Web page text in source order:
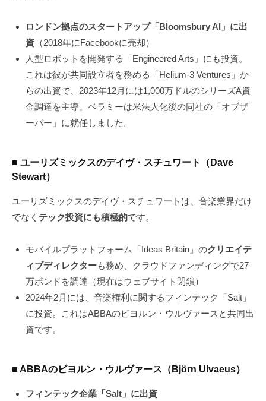
ロンドン拠点のスタートアップ「Bloomsbury AI」に出
資（2018年にFacebookに売却）
人型ロボットを開発する「Engineered Arts」にも投資。
これは彼が共同設立者を務める「Helium-3 Ventures」か
らの出資で、2023年12月には1,000万ドルのシリーズA資
金調達を主導。ベラミーは米法人化後の同社の「オブザ
ーバー」に就任しました。
■ ユーリズミックスのデイヴ・スチュワート（Dave
Stewart）
ユーリズミックスのデイヴ・スチュワートは、音楽業界だけ
でなく テック投資にも積極的です。
モバイルプラットフォーム「Ideas Britain」のクリエイテ
ィブディレクターも務め、クラウドファンディングで27
万ポンドを調達（現在はウェブサイト閉鎖）
2024年2月には、音楽権利に関するフィンテック「Salt」
に投資。これはABBAのビヨルン・ウルヴァースと共同出
資です。
■ ABBAのビヨルン・ウルヴァース（Björn Ulvaeus）
フィンテック企業「Salt」に出資